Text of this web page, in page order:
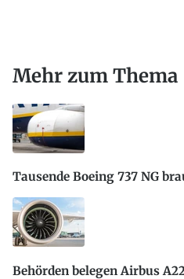
Mehr zum Thema
Tausende Boeing 737 NG
Behörden belegen Airbus